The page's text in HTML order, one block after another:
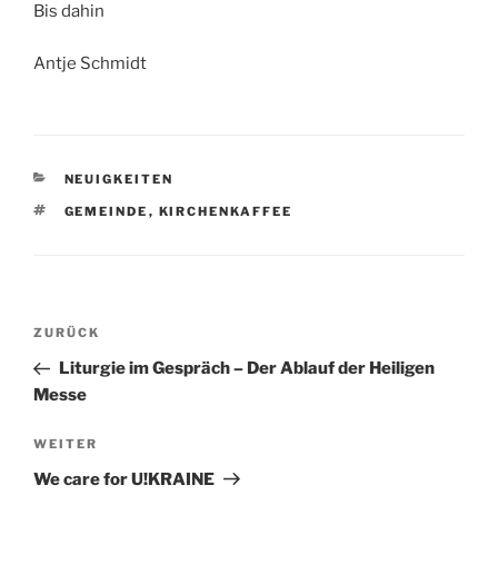
Bis dahin
Antje Schmidt
KATEGORIEN
NEUIGKEITEN
SCHLAGWÖRTER
GEMEINDE , KIRCHENKAFFEE
Beitragsnavigation
Vorheriger
Beitrag
ZURÜCK
Liturgie im Gespräch – Der Ablauf der Heiligen
Messe
Nächster
Beitrag
WEITER
We care for U!KRAINE